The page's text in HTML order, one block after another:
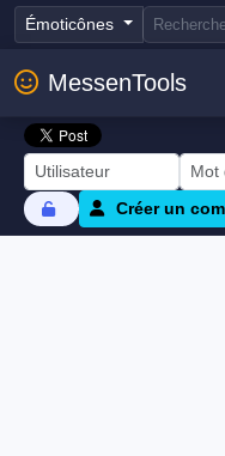
Émoticônes
MessenTools
Créer un